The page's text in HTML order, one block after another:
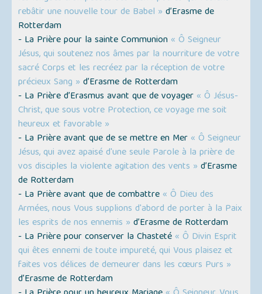
rebâtir une nouvelle tour de Babel » d’Erasme de
Rotterdam
- La Prière pour la sainte Communion « Ô Seigneur
Jésus, qui soutenez nos âmes par la nourriture de votre
sacré Corps et les recréez par la réception de votre
précieux Sang » d’Erasme de Rotterdam
- La Prière d’Erasmus avant que de voyager « Ô Jésus-
Christ, que sous votre Protection, ce voyage me soit
heureux et favorable »
- La Prière avant que de se mettre en Mer « Ô Seigneur
Jésus, qui avez apaisé d'une seule Parole à la prière de
vos disciples la violente agitation des vents » d’Erasme
de Rotterdam
- La Prière avant que de combattre « Ô Dieu des
Armées, nous Vous supplions d'abord de porter à la Paix
les esprits de nos ennemis » d’Erasme de Rotterdam
- La Prière pour conserver la Chasteté « Ô Divin Esprit
qui êtes ennemi de toute impureté, qui Vous plaisez et
faites vos délices de demeurer dans les cœurs Purs »
d’Erasme de Rotterdam